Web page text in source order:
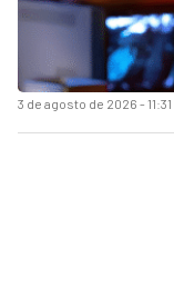
3 de agosto de 2026 - 11:31